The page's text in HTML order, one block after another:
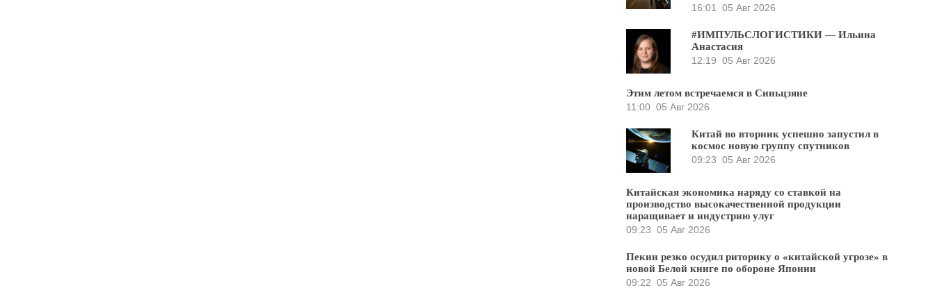
16:01
05 Авг 2026
#ИМПУЛЬСЛОГИСТИКИ — Ильина
Анастасия
12:19 05 Авг 2026
Этим летом встречаемся в Синьцзяне
11:00 05 Авг 2026
Китай во вторник успешно запустил в
космос новую группу спутников
09:23 05 Авг 2026
Китайская экономика наряду со ставкой на
производство высокачественной продукции
наращивает и индустрию улуг
09:23 05 Авг 2026
Пекин резко осудил риторику о «китайской угрозе» в
новой Белой книге по обороне Японии
09:22 05 Авг 2026